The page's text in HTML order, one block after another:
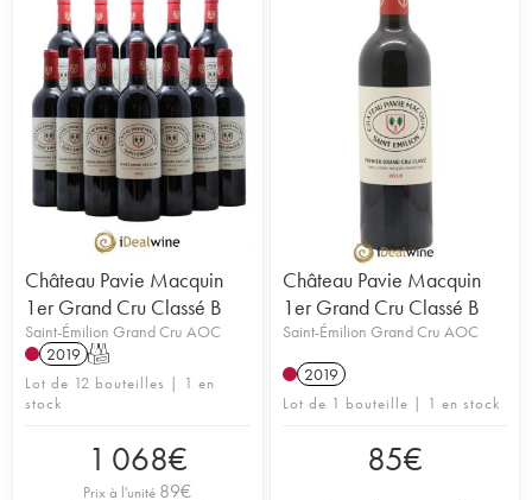
Château Pavie Macquin
1er Grand Cru Classé B
Saint-Émilion Grand Cru AOC
2019 T
Lot de 12 bouteilles | 1 en
stock
1 068€
Prix à l'unité 89€
Château Pavie Macquin
1er Grand Cru Classé B
Saint-Émilion Grand Cru AOC
2019
Lot de 1 bouteille | 1 en stock
85€